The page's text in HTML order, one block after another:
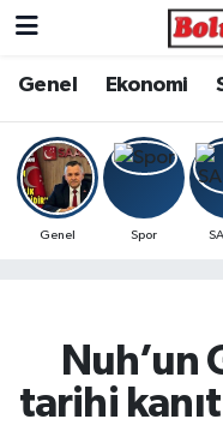
Genel Ekonomi
Genel Spor
Nuh’un
tarihi